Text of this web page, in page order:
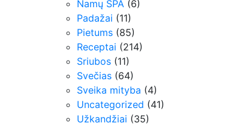
Namų SPA (6)
Padažai (11)
Pietums (85)
Receptai (214)
Sriubos (11)
Svečias (64)
Sveika mityba (4)
Uncategorized (41)
Užkandžiai (35)